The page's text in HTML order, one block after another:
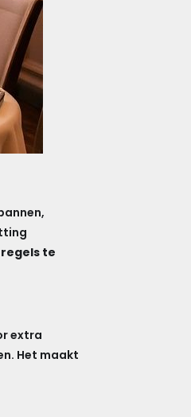
te
extra
Het maakt